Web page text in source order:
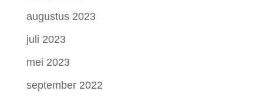
augustus 2023
juli 2023
mei 2023
september 2022